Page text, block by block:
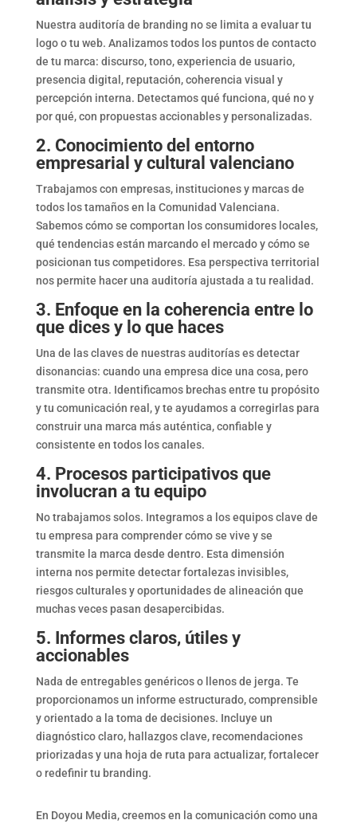
Nuestra auditoría de branding no se limita a evaluar tu
logo o tu web. Analizamos todos los puntos de contacto
de tu marca: discurso, tono, experiencia de usuario,
presencia digital, reputación, coherencia visual y
percepción interna. Detectamos qué funciona, qué no y
por qué, con propuestas accionables y personalizadas.
2. Conocimiento del entorno
empresarial y cultural valenciano
Trabajamos con empresas, instituciones y marcas de
todos los tamaños en la Comunidad Valenciana.
Sabemos cómo se comportan los consumidores locales,
qué tendencias están marcando el mercado y cómo se
posicionan tus competidores. Esa perspectiva territorial
nos permite hacer una auditoría ajustada a tu realidad.
3. Enfoque en la coherencia entre lo
que dices y lo que haces
Una de las claves de nuestras auditorías es detectar
disonancias: cuando una empresa dice una cosa, pero
transmite otra. Identificamos brechas entre tu propósito
y tu comunicación real, y te ayudamos a corregirlas para
construir una marca más auténtica, confiable y
consistente en todos los canales.
4. Procesos participativos que
involucran a tu equipo
No trabajamos solos. Integramos a los equipos clave de
tu empresa para comprender cómo se vive y se
transmite la marca desde dentro. Esta dimensión
interna nos permite detectar fortalezas invisibles,
riesgos culturales y oportunidades de alineación que
muchas veces pasan desapercibidas.
5. Informes claros, útiles y
accionables
Nada de entregables genéricos o llenos de jerga. Te
proporcionamos un informe estructurado, comprensible
y orientado a la toma de decisiones. Incluye un
diagnóstico claro, hallazgos clave, recomendaciones
priorizadas y una hoja de ruta para actualizar, fortalecer
o redefinir tu branding.
En Doyou Media, creemos en la comunicación como una